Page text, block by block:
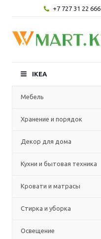
+7 727 31 22 666
IKEA
Мебель
Хранение и порядок
Декор для дома
Кухни и бытовая техника
Кровати и матрасы
Стирка и уборка
Освещение